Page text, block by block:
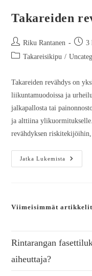
Takareiden
Riku Rantanen
3
Takareisikipu /
Takareiden revähdys on
liikuntamuodoissa ja
jalkapallosta tai
ja alttiina ylikuormitukselle.
revähdyksen
Jatka Lukemista
Viimeisimmät artikkelit
Rintarangan
aiheuttaja?